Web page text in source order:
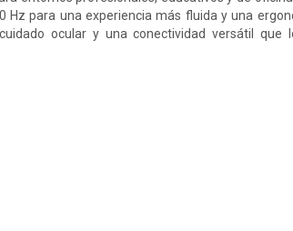
Hz para una experiencia más fluida y una
ocular y una conectividad versátil que